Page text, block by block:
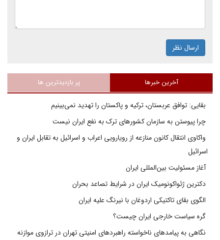
ارسال نظر
آخرین خبرها پر بازدیدترین ها
بقایی: توافق عربستان، ترکیه و پاکستان را تهدید نمی‌بینیم
چرا پیوستن به سازمان کشورهای ترک به نفع ایران نیست
واکاوی انتقال کانون منازعه از رویارویی اعراب و اسرائیل به تقابل ایران و
اسرائیل
آغاز مسئولیت بین‌المللی ایران
دکترین ژئواکونومیک ایران در شرایط تصاعد بحران
الگوی بقای تاکتیکی اردوغان با نیرنگ علیه ایران
گره سیاست خارجی ایران چیست؟
نگاهی به پیامدهای ناخواسته راهبردهای امنیتی تهران در ترازوی موازنه